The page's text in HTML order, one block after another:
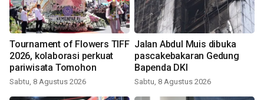
Tournament of Flowers TIFF
2026, kolaborasi perkuat
pariwisata Tomohon
Sabtu, 8 Agustus 2026
Jalan Abdul Muis dibuka
pascakebakaran Gedung
Bapenda DKI
Sabtu, 8 Agustus 2026